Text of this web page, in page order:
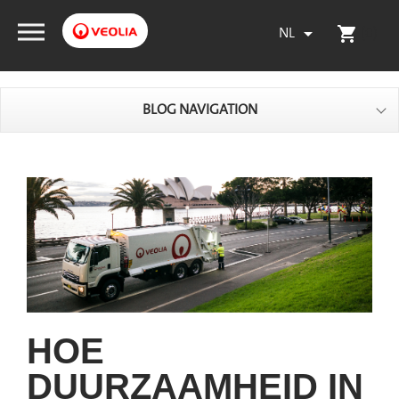
shopping_cart
NL 
BLOG NAVIGATION
HOE
DUURZAAMHEID IN